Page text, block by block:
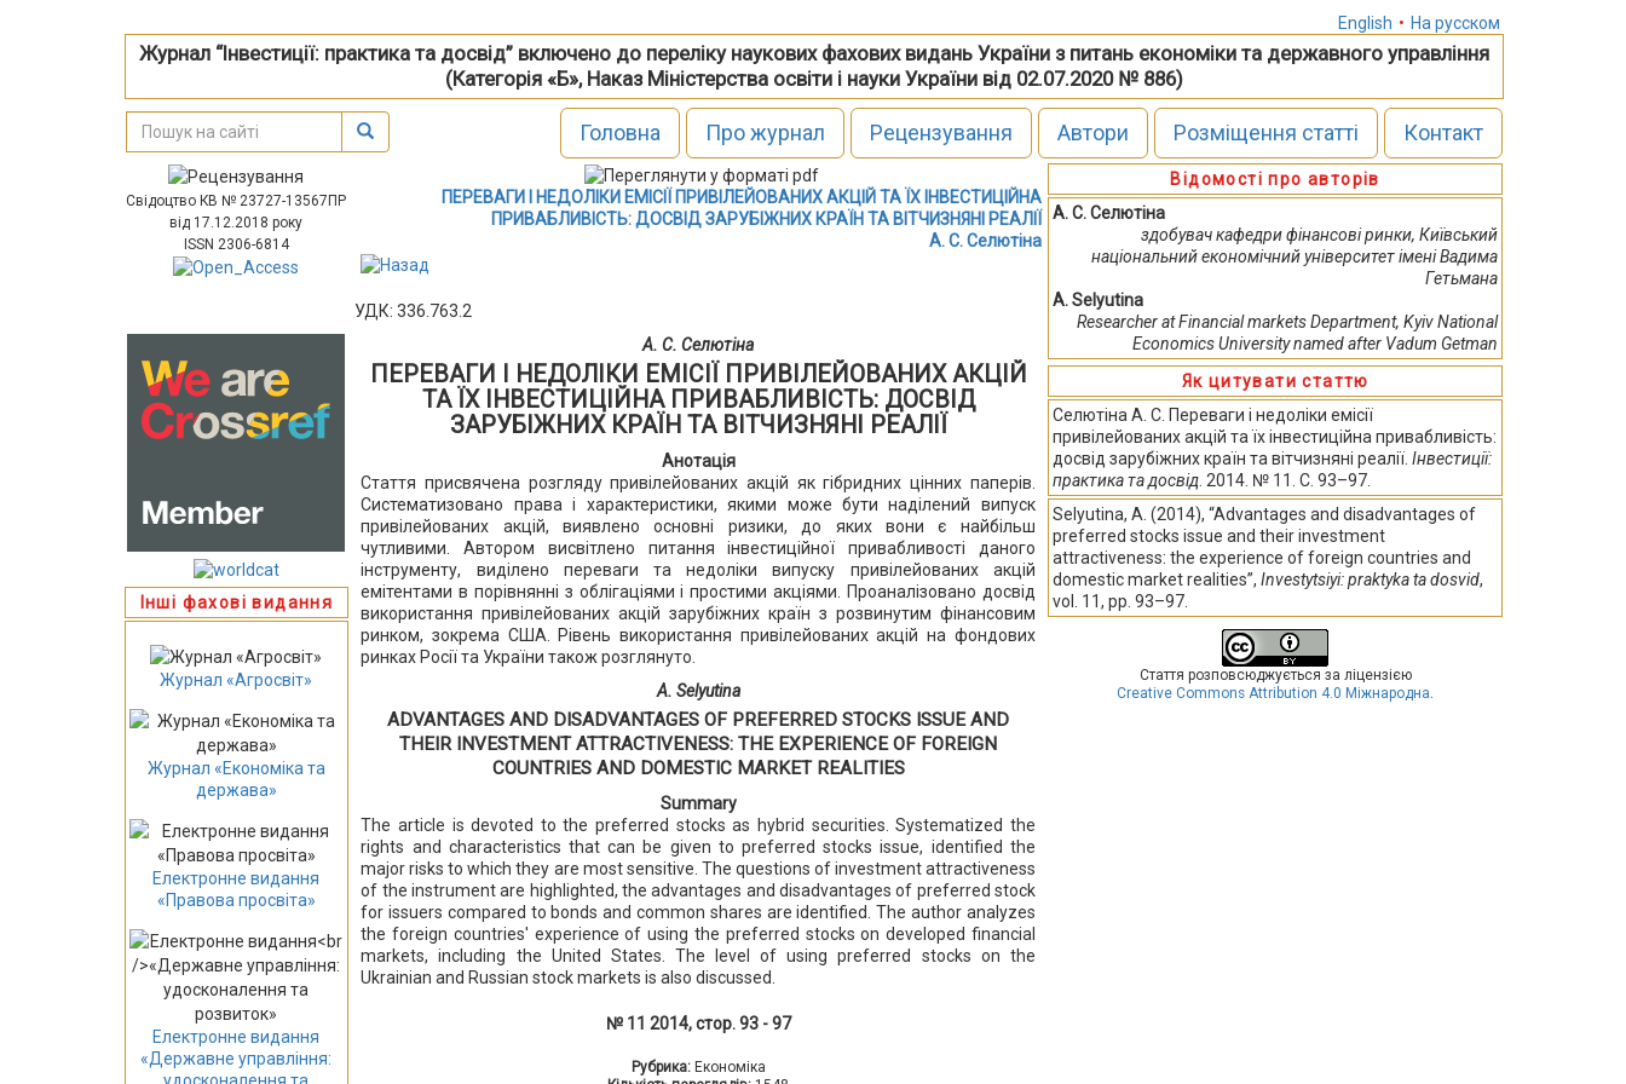
English • На русском
Журнал “Інвестиції: практика та досвід” включено до переліку наукових фахових видань України з питань економіки та державного управління
(Категорія «Б», Наказ Міністерства освіти і науки України від 02.07.2020 № 886)
Головна Про журнал Рецензування Автори Розміщення статті Контакт
Свідоцтво КВ № 23727-13567ПР
від 17.12.2018 року
ISSN 2306-6814
Інші фахові видання
Журнал «Агросвіт»
Журнал «Економіка та
держава»
Електронне видання
«Правова просвіта»
Електронне видання
«Державне управління:
ПЕРЕВАГИ І НЕДОЛІКИ ЕМІСІЇ ПРИВІЛЕЙОВАНИХ АКЦІЙ ТА ЇХ ІНВЕСТИЦІЙНА
ПРИВАБЛИВІСТЬ: ДОСВІД ЗАРУБІЖНИХ КРАЇН ТА ВІТЧИЗНЯНІ РЕАЛІЇ
А. С. Селютіна
УДК: 336.763.2
А. С. Селютіна
ПЕРЕВАГИ І НЕДОЛІКИ ЕМІСІЇ ПРИВІЛЕЙОВАНИХ АКЦІЙ
ТА ЇХ ІНВЕСТИЦІЙНА ПРИВАБЛИВІСТЬ: ДОСВІД
ЗАРУБІЖНИХ КРАЇН ТА ВІТЧИЗНЯНІ РЕАЛІЇ
Анотація
Стаття присвячена розгляду привілейованих акцій як гібридних цінних паперів.
Систематизовано права і характеристики, якими може бути наділений випуск
привілейованих акцій, виявлено основні ризики, до яких вони є найбільш
чутливими. Автором висвітлено питання інвестиційної привабливості даного
інструменту, виділено переваги та недоліки випуску привілейованих акцій
емітентами в порівнянні з облігаціями і простими акціями. Проаналізовано досвід
використання привілейованих акцій зарубіжних країн з розвинутим фінансовим
ринком, зокрема США. Рівень використання привілейованих акцій на фондових
ринках Росії та України також розглянуто.
A. Selyutina
ADVANTAGES AND DISADVANTAGES OF PREFERRED STOCKS ISSUE AND
THEIR INVESTMENT ATTRACTIVENESS: THE EXPERIENCE OF FOREIGN
COUNTRIES AND DOMESTIC MARKET REALITIES
Summary
The article is devoted to the preferred stocks as hybrid securities. Systematized the
rights and characteristics that can be given to preferred stocks issue, identified the
major risks to which they are most sensitive. The questions of investment attractiveness
of the instrument are highlighted, the advantages and disadvantages of preferred stock
for issuers compared to bonds and common shares are identified. The author analyzes
the foreign countries' experience of using the preferred stocks on developed financial
markets, including the United States. The level of using preferred stocks on the
Ukrainian and Russian stock markets is also discussed.
№ 11 2014, стор. 93 - 97
Рубрика: Економіка
Відомості про авторів
А. С. Селютіна
здобувач кафедри фінансові ринки, Київський
національний економічний університет імені Вадима
Гетьмана
A. Selyutina
Researcher at Financial markets Department, Kyiv National
Economics University named after Vadum Getman
Як цитувати статтю
Селютіна А. С. Переваги і недоліки емісії
привілейованих акцій та їх інвестиційна привабливість:
досвід зарубіжних країн та вітчизняні реалії. Інвестиції:
практика та досвід. 2014. № 11. С. 93–97.
Selyutina, A. (2014), “Advantages and disadvantages of
preferred stocks issue and their investment
attractiveness: the experience of foreign countries and
domestic market realities”, Investytsiyi: praktyka ta dosvid,
vol. 11, pp. 93–97.
Стаття розповсюджується за ліцензією
Creative Commons Attribution 4.0 Міжнародна.